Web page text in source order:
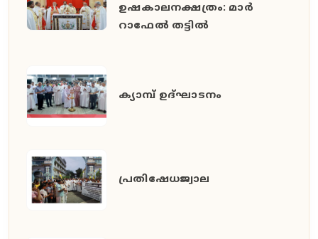
ഉഷകാലനക്ഷത്രം: മാർ
റാഫേൽ തട്ടിൽ
ക്യാമ്പ് ഉദ്ഘാടനം
പ്രതിഷേധജ്വാല